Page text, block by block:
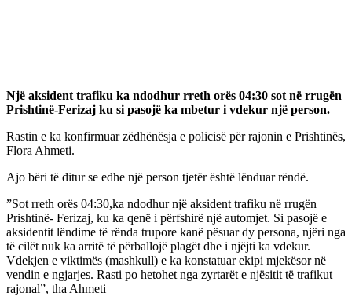
Një aksident trafiku ka ndodhur rreth orës 04:30 sot në rrugën
Prishtinë-Ferizaj ku si pasojë ka mbetur i vdekur një person.
Rastin e ka konfirmuar zëdhënësja e policisë për rajonin e Prishtinës,
Flora Ahmeti.
Ajo bëri të ditur se edhe një person tjetër është lënduar rëndë.
”Sot rreth orës 04:30,ka ndodhur një aksident trafiku në rrugën
Prishtinë- Ferizaj, ku ka qenë i përfshirë një automjet. Si pasojë e
aksidentit lëndime të rënda trupore kanë pësuar dy persona, njëri nga
të cilët nuk ka arritë të përballojë plagët dhe i njëjti ka vdekur.
Vdekjen e viktimës (mashkull) e ka konstatuar ekipi mjekësor në
vendin e ngjarjes. Rasti po hetohet nga zyrtarët e njësitit të trafikut
rajonal”, tha Ahmeti